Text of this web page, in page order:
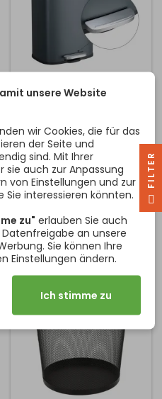
PEDAL 30L / ANTHRAZIT
mit hygienischem,
pedalbetätigtem Deckel für
eine einfache tägliche
Nutzung. Der Mülleimer hat
ein Fassungsvermögen von
30 Litern und verfügt über
für eine einfache
Abfallentsorgung. Dank
seines Aluminiumdesigns
und seiner
anthrazitfarbenen
im Haus, in der Küche, im
Preis
68,20 €
unsere Website
wir Cookies, die für das
der Seite und
sind. Mit Ihrer
sie auch zur Anpassung
von Einstellungen und zur
Sie interessieren könnten.
zu" erlauben Sie auch
an unsere
Sie können Ihre
Einstellungen ändern.
Ich stimme zu
R